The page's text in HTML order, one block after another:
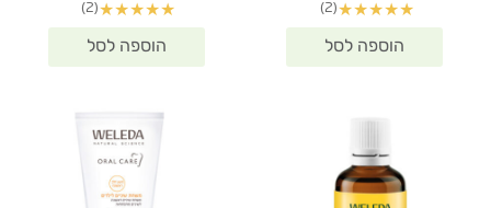
₪60.40.
★
★
★
★
★
(2)
₪80.60.
★
★
★
★
★
(2)